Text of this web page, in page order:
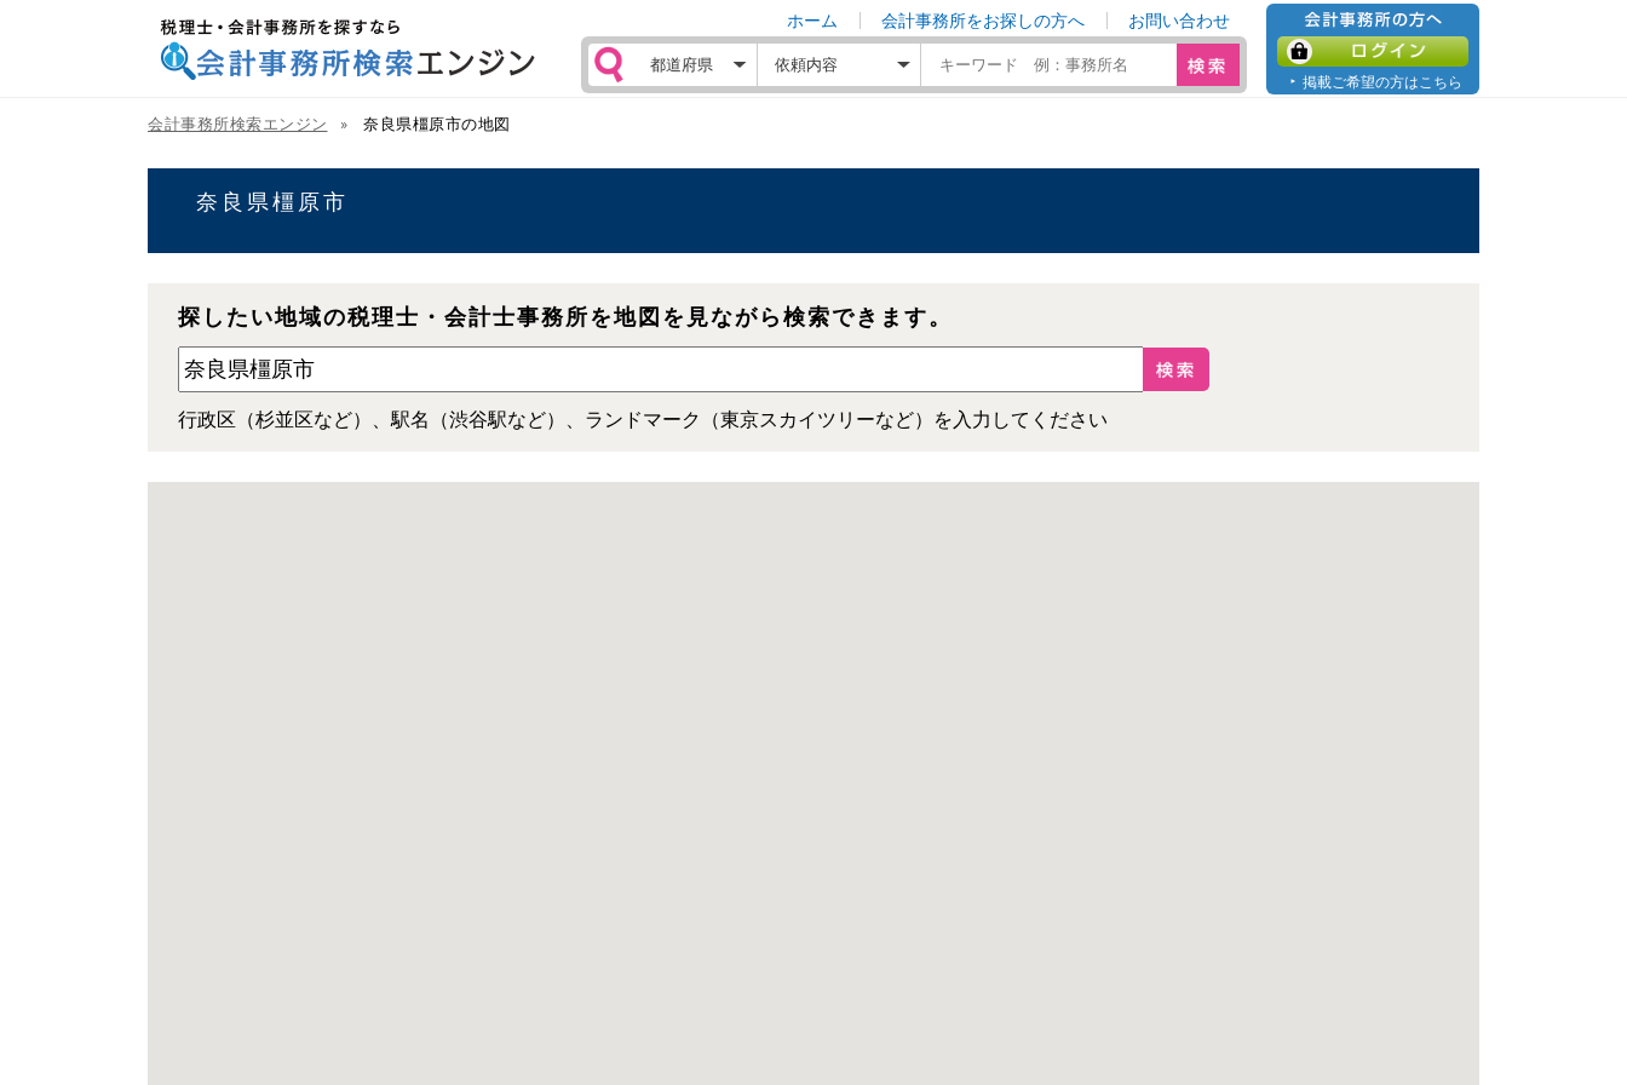
エンジン
ホーム 会計事務所をお探しの方へ
お問い合わせ
会計事務所の方へ
ログイン
掲載ご希望の方はこちら
会計事務所検索エンジン 奈良県橿原市の地図
奈良県橿原市
探したい地域の税理士・会計士事務所を地図を見ながら検索できます。
行政区（杉並区など）、駅名（渋谷駅など）、ランドマーク（東京スカイツリーなど）を入力してください